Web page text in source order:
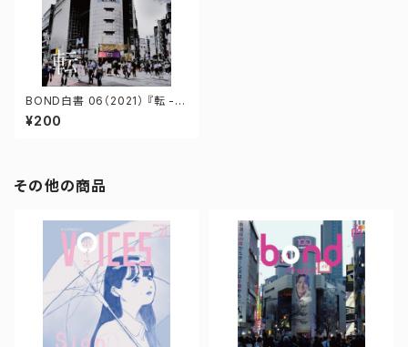
BOND白書 06（2021） 『転 -て
ん-』
¥200
その他の商品